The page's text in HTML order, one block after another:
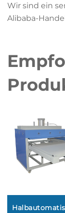
Wir sind ein
Alibaba-